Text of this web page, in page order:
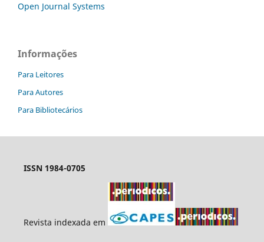
Open Journal Systems
Informações
Para Leitores
Para Autores
Para Bibliotecários
ISSN 1984-0705
Revista indexada em